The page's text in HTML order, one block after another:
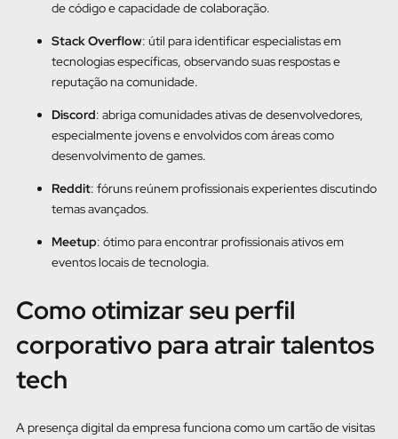
de código e capacidade de colaboração.
Stack Overflow: útil para identificar especialistas em
tecnologias específicas, observando suas respostas e
reputação na comunidade.
Discord: abriga comunidades ativas de desenvolvedores,
especialmente jovens e envolvidos com áreas como
desenvolvimento de games.
Reddit: fóruns reúnem profissionais experientes discutindo
temas avançados.
Meetup: ótimo para encontrar profissionais ativos em
eventos locais de tecnologia.
Como otimizar seu perfil
corporativo para atrair talentos
tech
A presença digital da empresa funciona como um cartão de visitas